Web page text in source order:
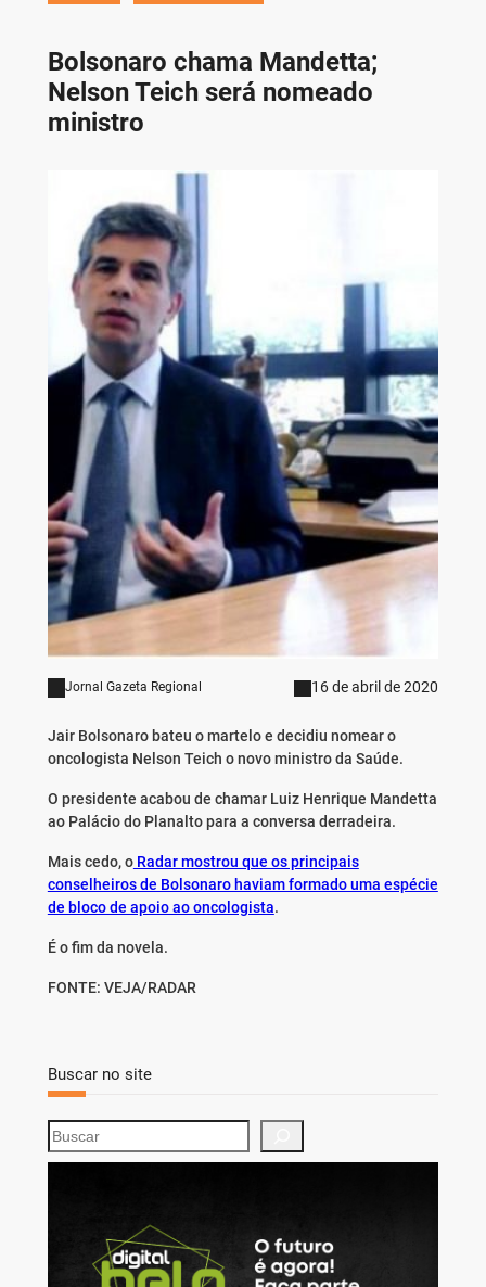
Bolsonaro chama Mandetta;
Nelson Teich será nomeado
ministro
Jornal Gazeta Regional 16 de abril de 2020
Jair Bolsonaro bateu o martelo e decidiu nomear o
oncologista Nelson Teich o novo ministro da Saúde.
O presidente acabou de chamar Luiz Henrique Mandetta
ao Palácio do Planalto para a conversa derradeira.
Mais cedo, oRadar mostrou que os principais
conselheiros de Bolsonaro haviam formado uma espécie
de bloco de apoio ao oncologista.
É o fim da novela.
FONTE: VEJA/RADAR
Buscar no site
S
e